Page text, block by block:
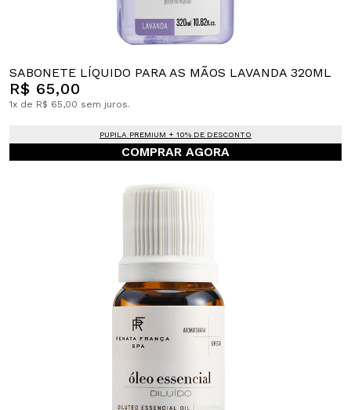
SABONETE LÍQUIDO PARA AS MÃOS LAVANDA 320ML
R$ 65,00
1x de R$ 65,00 sem juros.
PUPILA PREMIUM + 10% DE DESCONTO
COMPRAR AGORA